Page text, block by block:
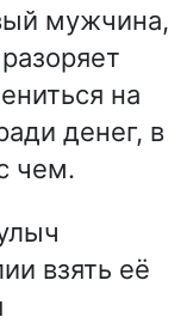
мужчина,
на
денег, в
чем.
взять её